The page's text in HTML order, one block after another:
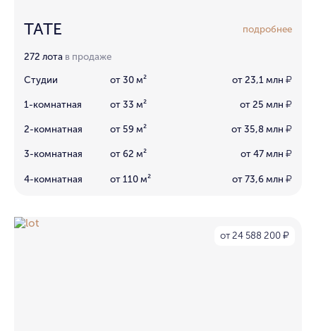
TATE подробнее
272 лота в продаже
Студии от 30 м² от 23,1 млн ₽
1-комнатная от 33 м² от 25 млн ₽
2-комнатная от 59 м² от 35,8 млн ₽
3-комнатная от 62 м² от 47 млн ₽
4-комнатная от 110 м² от 73,6 млн ₽
от 24 588 200 ₽